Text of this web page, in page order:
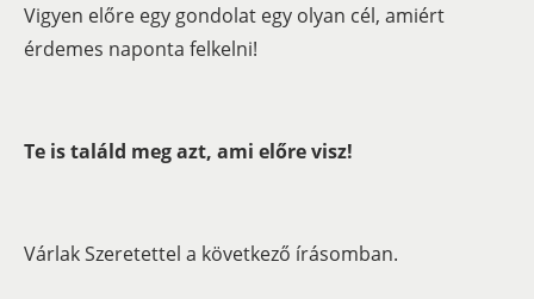
Vigyen előre egy gondolat egy olyan cél, amiért
érdemes naponta felkelni!
Te is találd meg azt, ami előre visz!
Várlak Szeretettel a következő írásomban.